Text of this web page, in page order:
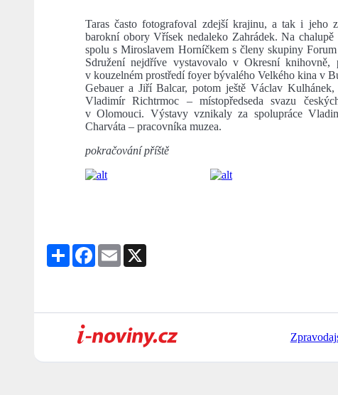
Taras často fotografoval zdejší krajinu, a tak i jeho
barokní obory Vřísek nedaleko Zahrádek. Na
spolu s Miroslavem Horníčkem s členy skupiny
Sdružení nejdříve vystavovalo v Okresní knihovně,
v kouzelném prostředí foyer bývalého Velkého kina v
Gebauer a Jiří Balcar, potom ještě Václav
Vladimír Richtrmoc – místopředseda svazu
v Olomouci. Výstavy vznikaly za spolupráce
Charváta – pracovníka muzea.
pokračování příště
Share Facebook
Email